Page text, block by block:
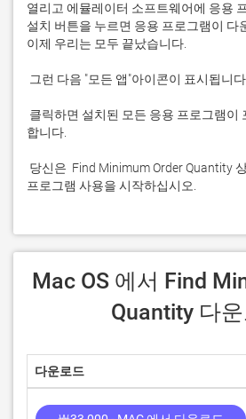
열리고 에뮬레이터 소프트웨어에 응용
설치 버튼을 누르면 응용 프로그램이 다
프로그램 사용을 시작하십시오.
Quantity 다
다운로드